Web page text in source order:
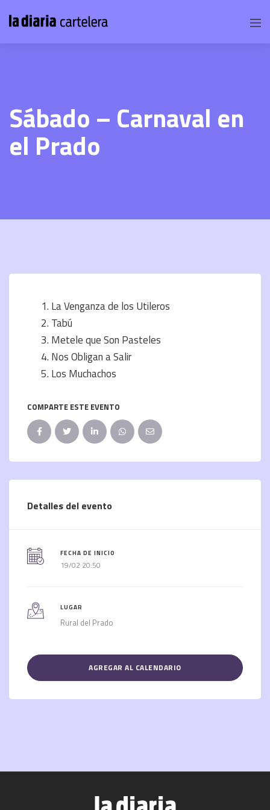
Sábado – Carnaval en
el Prado
La Venganza de los Utileros
Tabú
Metele que Son Pasteles
Nos Obligan a Salir
Los Muchachos
COMPARTE ESTE EVENTO
Detalles del evento
FECHA DE INICIO
19/02 20:50
LUGAR
Rural del Prado
AGREGAR AL CALENDARIO